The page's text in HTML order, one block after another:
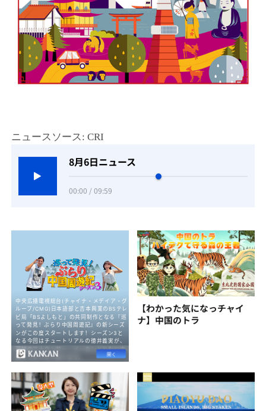
ニュースソース: CRI
8月6日ニュース
00:00 / 09:59
【わかった気になっチャイ
ナ】中国のトラ